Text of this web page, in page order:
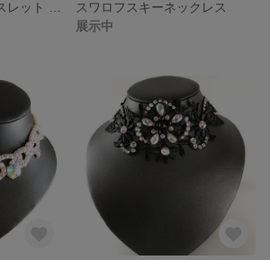
スワロフスキーネックレス
展示中